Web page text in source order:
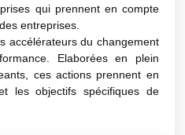
qui prennent en compte
entreprises.
accélérateurs du changement
Elaborées en plein
ces actions prennent en
les objectifs spécifiques de